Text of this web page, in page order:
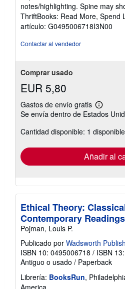
5
de
5
notes/highlighting. Spine may
ThriftBooks: Read More, Spend
artículo: G0495006718I3N00
Contactar al vendedor
Comprar usado
EUR 5,80
Gastos de envío gratis
Más
las
tarifas
envío
Se envía dentro de Estados
Cantidad disponible: 1
Añadir al
Ethical Theory:
Contemporary Readings
Pojman, Louis P.
Publicado por Wadsworth
ISBN 10: 0495006718 / ISBN
Antiguo o usado / Paperback
Librería: BooksRun,